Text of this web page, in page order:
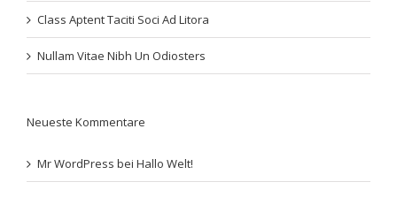
Class Aptent Taciti Soci Ad Litora
Nullam Vitae Nibh Un Odiosters
Neueste Kommentare
Mr WordPress bei Hallo Welt!